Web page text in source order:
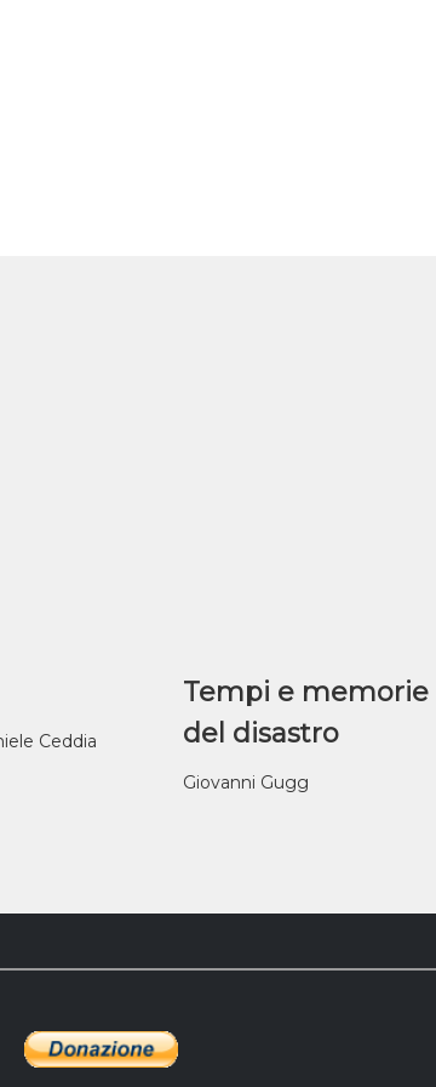
Ceddia
Tempi e memorie
del disastro
Giovanni Gugg